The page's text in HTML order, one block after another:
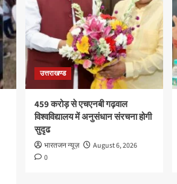
उत्तराखण्ड
459 करोड़ से एचएनबी गढ़वाल
विश्वविद्यालय में अनुसंधान संरचना होगी
सुदृढ
भारतजन न्यूज़
August 6, 2026
0